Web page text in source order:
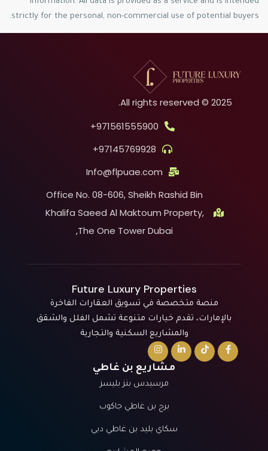
strictly for the personal, non-commercial use of potential buyers.
2025 © All rights reserved.
971561555900+
97145769928+
Info@flpuae.com
Office No. 08-606, Sheikh Rashid Bin
Khalifa Saeed Al Maktoum Property,
The One Tower Dubai,
Future Luxury Properties
منصة متخصصة في تسويق العقارات الفاخرة
بالإمارات، تقدم خيارات متنوعة تشمل الفلل والشقق
والمشاريع السكنية والتجارية
مشاريع بن غاطي
مرسيدس بنز بليسز
برج بن غاطي جاكوب
سكاي بليد بن غاطي دبي